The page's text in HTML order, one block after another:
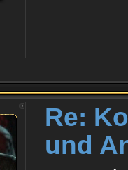
Re:
und